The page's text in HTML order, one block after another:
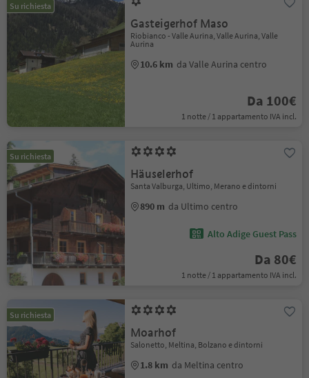
Su richiesta
Gasteigerhof Maso
Riobianco - Valle Aurina, Valle Aurina, Valle
Aurina
10.6 km da Valle Aurina centro
Da 100€
1 notte / 1 appartamento IVA incl.
Su richiesta
Häuselerhof
Santa Valburga, Ultimo, Merano e dintorni
890 m da Ultimo centro
Alto Adige Guest Pass
Da 80€
1 notte / 1 appartamento IVA incl.
Su richiesta
Moarhof
Salonetto, Meltina, Bolzano e dintorni
1.8 km da Meltina centro